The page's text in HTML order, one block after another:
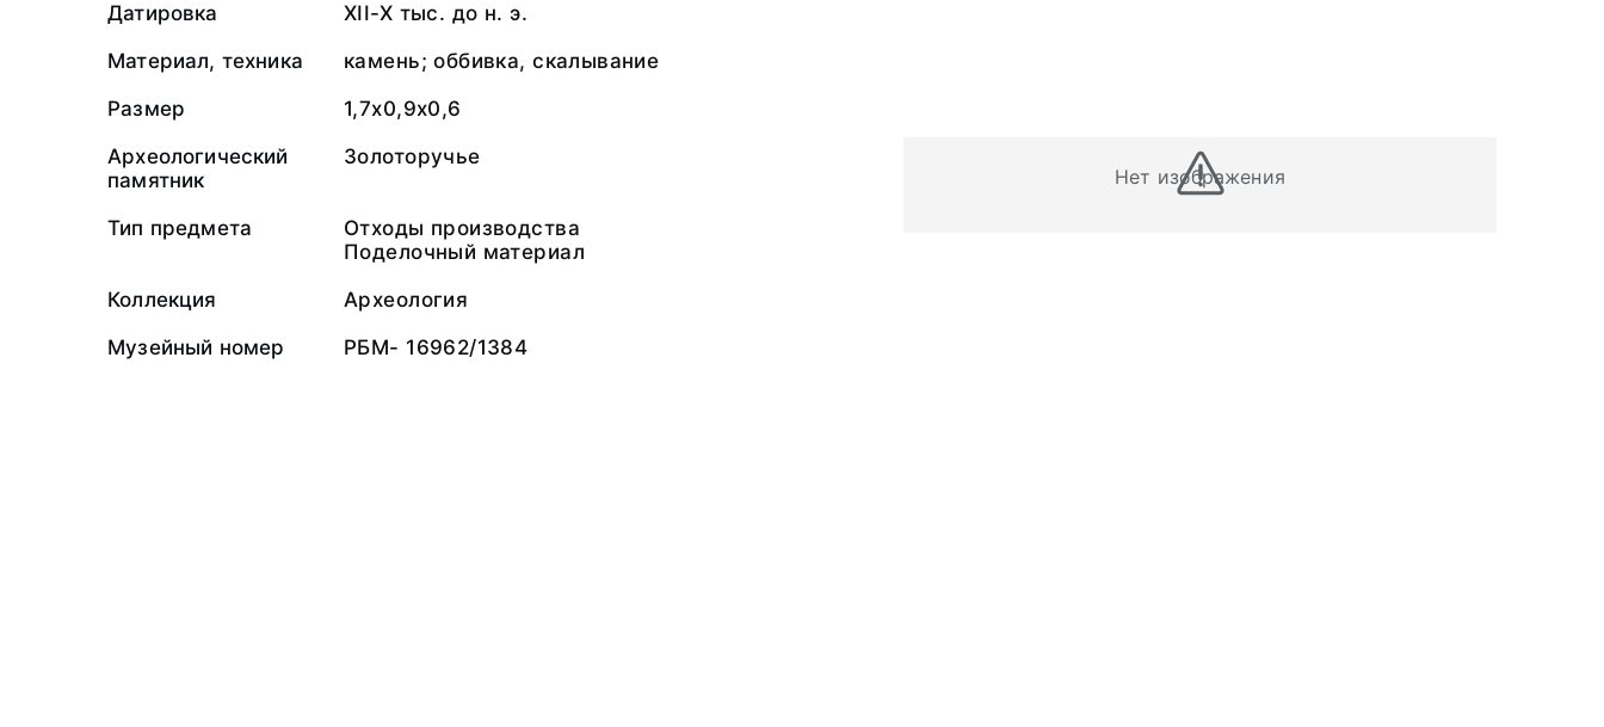
Нет изображения
Датировка
XII-X тыс. до н. э.
Материал, техника
камень; оббивка, скалывание
Размер
1,7х0,9х0,6
Археологический
памятник
Золоторучье
Тип предмета
Отходы производства
Поделочный материал
Коллекция
Археология
Музейный номер
РБМ- 16962/1384